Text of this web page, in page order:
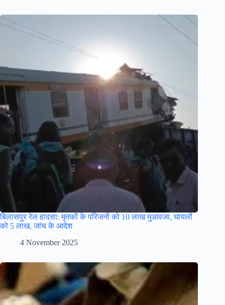
बिलासपुर रेल हादसा: मृतकों के परिजनों को 10 लाख मुआवजा, घायलों
को 5 लाख, जांच के आदेश
4 November 2025